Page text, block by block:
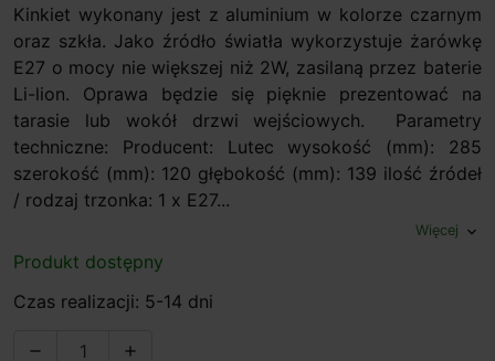
Kinkiet wykonany jest z aluminium w kolorze czarnym
oraz szkła. Jako źródło światła wykorzystuje żarówkę
E27 o mocy nie większej niż 2W, zasilaną przez baterie
Li-lion. Oprawa będzie się pięknie prezentować na
tarasie lub wokół drzwi wejściowych. Parametry
techniczne: Producent: Lutec wysokość (mm): 285
szerokość (mm): 120 głębokość (mm): 139 ilość źródeł
/ rodzaj trzonka: 1 x E27...
Więcej expand_more
Produkt dostępny
Czas realizacji: 5-14 dni
 